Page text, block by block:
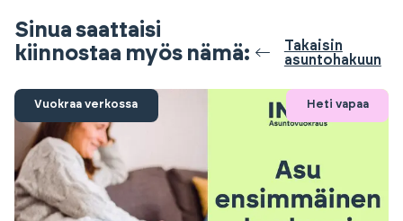
Sinua saattaisi
kiinnostaa myös nämä:
Takaisin
asuntohakuun
Vuokraa verkossa Heti vapaa